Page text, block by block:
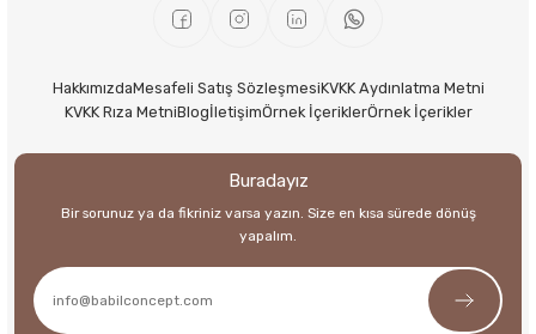
HakkımızdaMesafeli Satış SözleşmesiKVKK Aydınlatma Metni
KVKK Rıza MetniBlogİletişimÖrnek İçeriklerÖrnek İçerikler
Buradayız
Bir sorunuz ya da fikriniz varsa yazın. Size en kısa sürede dönüş
yapalım.